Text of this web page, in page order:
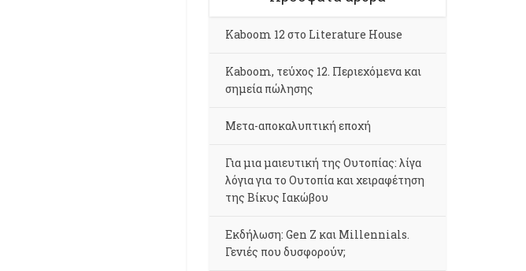
Kaboom 12 στο Literature House
Kaboom, τεύχος 12. Περιεχόμενα και
σημεία πώλησης
Μετα-αποκαλυπτική εποχή
Για μια μαιευτική της Ουτοπίας: λίγα
λόγια για το Ουτοπία και χειραφέτηση
της Βίκυς Ιακώβου
Εκδήλωση: Gen Z και Millennials.
Γενιές που δυσφορούν;